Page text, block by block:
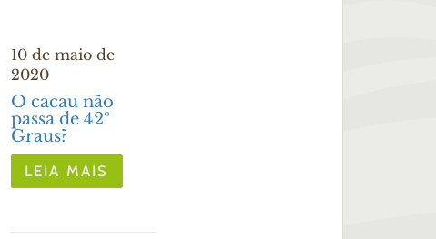
10 de maio de
2020
O cacau não
passa de 42º
Graus?
LEIA MAIS